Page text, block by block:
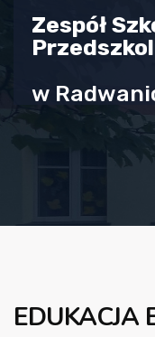
Zespół
w
EDUKACJA